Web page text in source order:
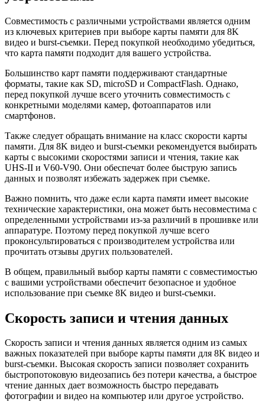
Совместимость с различными устройствами является одним
из ключевых критериев при выборе карты памяти для 8K
видео и burst-съемки. Перед покупкой необходимо убедиться,
что карта памяти подходит для вашего устройства.
Большинство карт памяти поддерживают стандартные
форматы, такие как SD, microSD и CompactFlash. Однако,
перед покупкой лучше всего уточнить совместимость с
конкретными моделями камер, фотоаппаратов или
смартфонов.
Также следует обращать внимание на класс скорости карты
памяти. Для 8K видео и burst-съемки рекомендуется выбирать
карты с высокими скоростями записи и чтения, такие как
UHS-II и V60-V90. Они обеспечат более быструю запись
данных и позволят избежать задержек при съемке.
Важно помнить, что даже если карта памяти имеет высокие
технические характеристики, она может быть несовместима с
определенными устройствами из-за различий в прошивке или
аппаратуре. Поэтому перед покупкой лучше всего
проконсультироваться с производителем устройства или
прочитать отзывы других пользователей.
В общем, правильный выбор карты памяти с совместимостью
с вашими устройствами обеспечит безопасное и удобное
использование при съемке 8K видео и burst-съемки.
Скорость записи и чтения данных
Скорость записи и чтения данных является одним из самых
важных показателей при выборе карты памяти для 8K видео и
burst-съемки. Высокая скорость записи позволяет сохранить
быстропотоковую видеозапись без потери качества, а быстрое
чтение данных дает возможность быстро передавать
фотографии и видео на компьютер или другое устройство.